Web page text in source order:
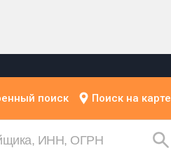
поиск Поиск на карте